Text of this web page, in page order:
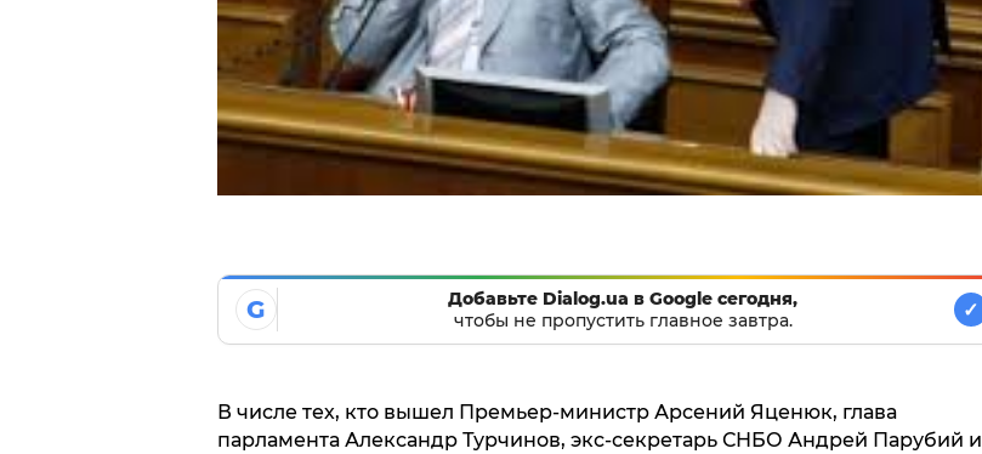
G
Добавьте Dialog.ua в Google сегодня,
чтобы не пропустить главное завтра.
✓
В числе тех, кто вышел Премьер-министр Арсений Яценюк, глава
парламента Александр Турчинов, экс-секретарь СНБО Андрей Парубий и